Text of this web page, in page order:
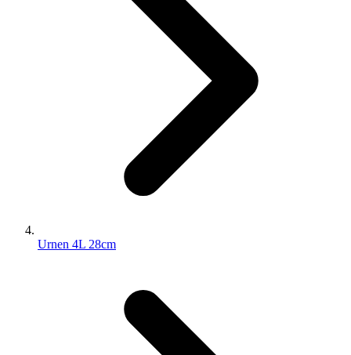
Urnen 4L 28cm